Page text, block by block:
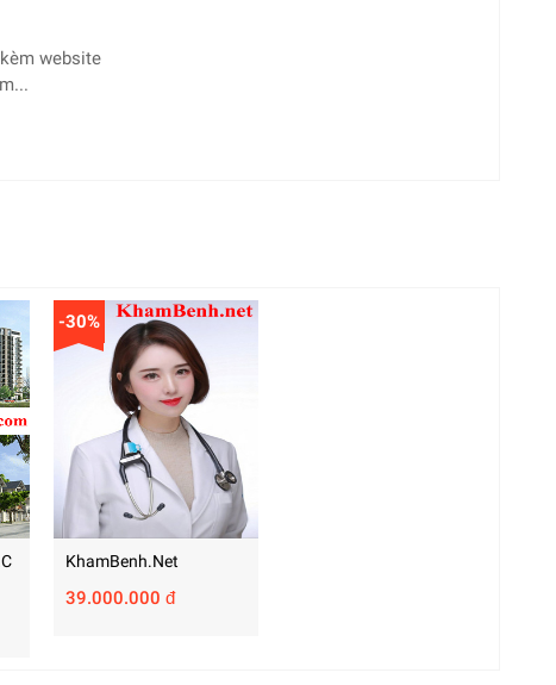
website
-30%
KhamBenh.net
39.000.000 đ